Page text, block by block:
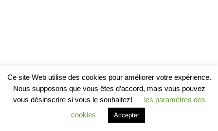
Ce site Web utilise des cookies pour améliorer votre expérience.
Nous supposons que vous êtes d’accord, mais vous pouvez
vous désinscrire si vous le souhaitez!
les paramètres des
cookies
Accepter